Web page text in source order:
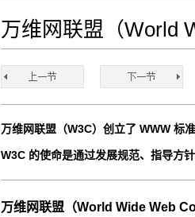
万维网联盟（World
万维网联盟（W3C）创立了 WWW 标
W3C 的使命是通过发展规范、指导方
万维网联盟（World Wide Web